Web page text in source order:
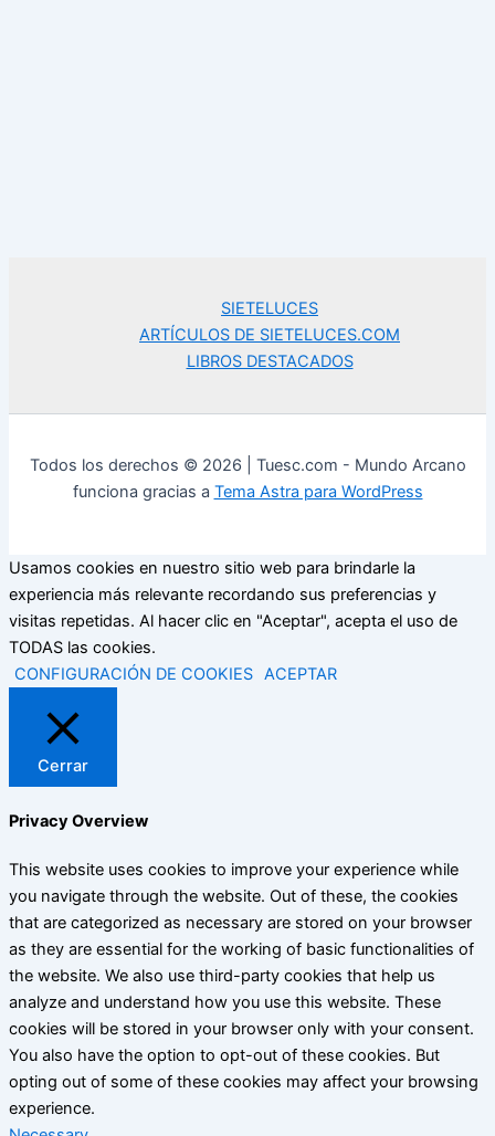
SIETELUCES
ARTÍCULOS DE SIETELUCES.COM
LIBROS DESTACADOS
Todos los derechos © 2026 | Tuesc.com - Mundo Arcano
funciona gracias a Tema Astra para WordPress
Usamos cookies en nuestro sitio web para brindarle la
experiencia más relevante recordando sus preferencias y
visitas repetidas. Al hacer clic en "Aceptar", acepta el uso de
TODAS las cookies.
CONFIGURACIÓN DE COOKIES ACEPTAR
Cerrar
Privacy Overview
This website uses cookies to improve your experience while
you navigate through the website. Out of these, the cookies
that are categorized as necessary are stored on your browser
as they are essential for the working of basic functionalities of
the website. We also use third-party cookies that help us
analyze and understand how you use this website. These
cookies will be stored in your browser only with your consent.
You also have the option to opt-out of these cookies. But
opting out of some of these cookies may affect your browsing
experience.